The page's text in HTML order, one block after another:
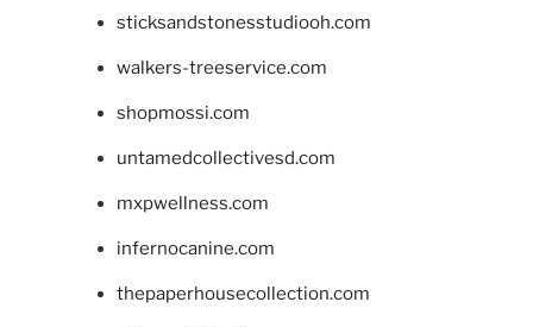
sticksandstonesstudiooh.com
walkers-treeservice.com
shopmossi.com
untamedcollectivesd.com
mxpwellness.com
infernocanine.com
thepaperhousecollection.com